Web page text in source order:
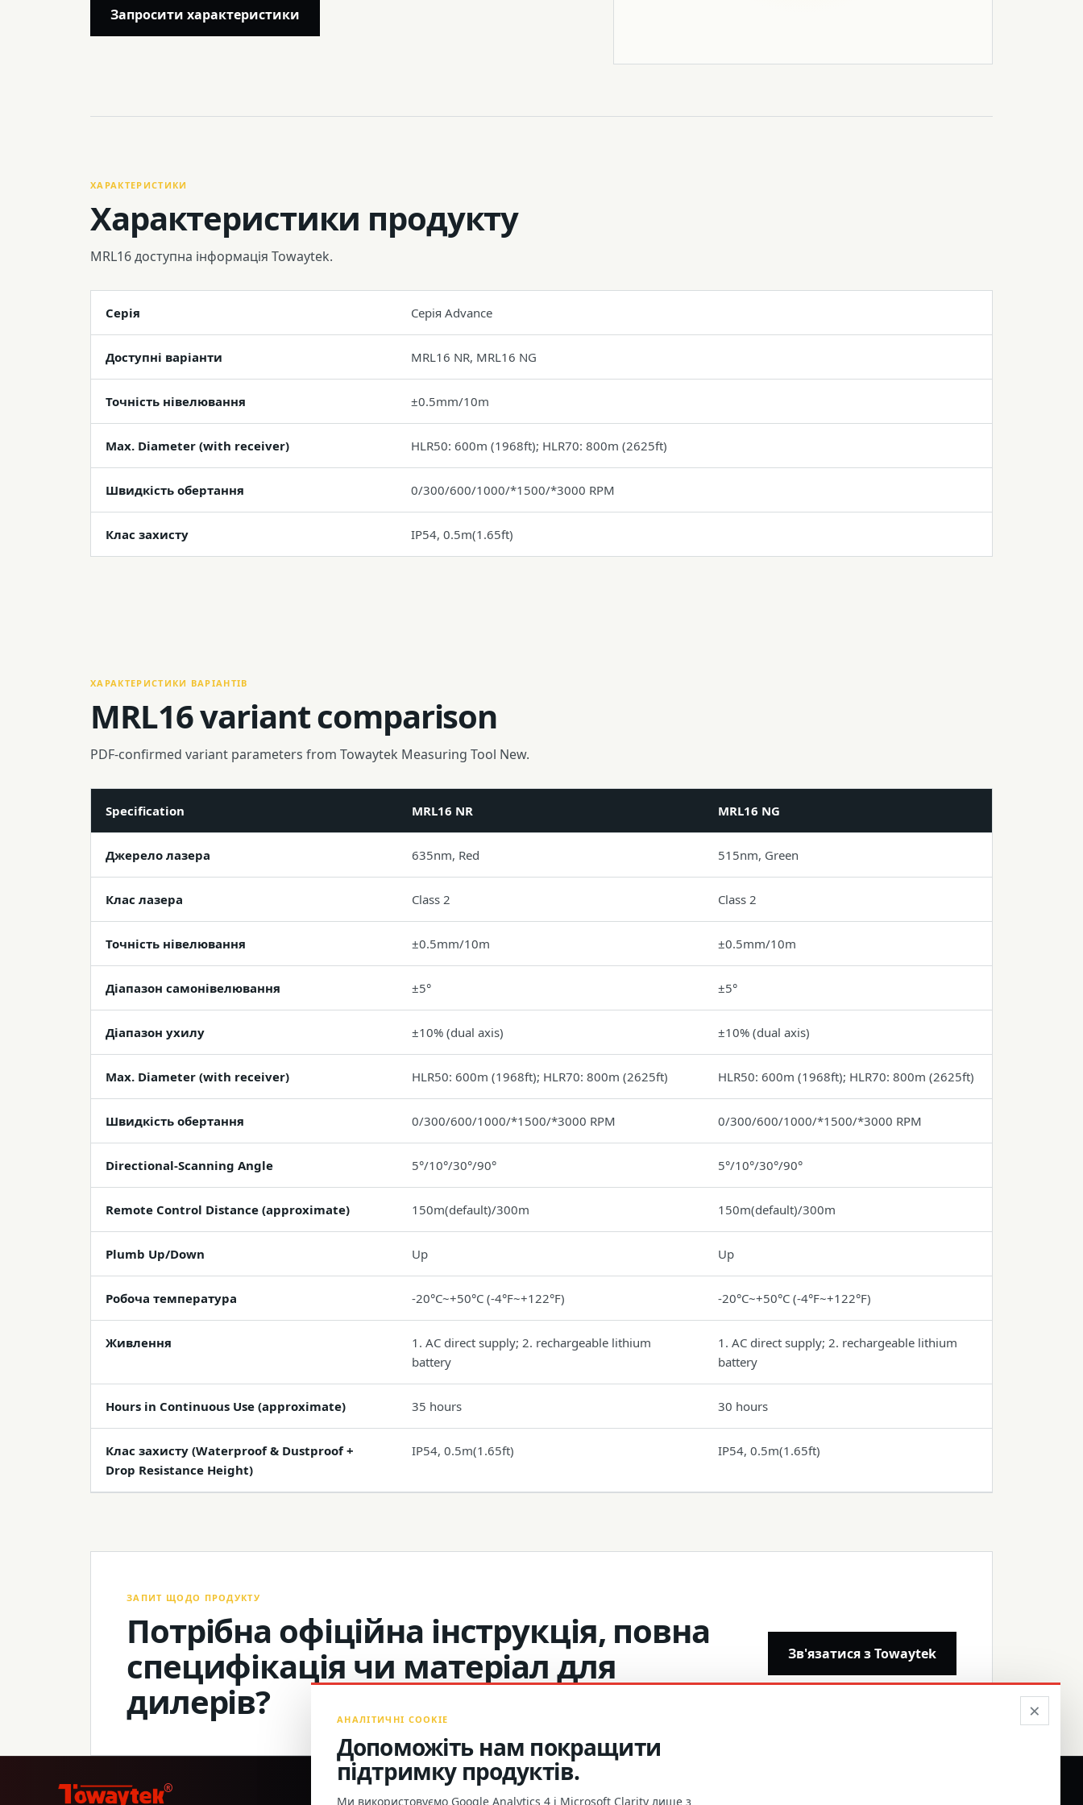
Запросити характеристики
ХАРАКТЕРИСТИКИ
Характеристики продукту
MRL16 доступна інформація Towaytek.
Серія Серія Advance
Доступні варіанти MRL16 NR, MRL16 NG
Точність нівелювання ±0.5mm/10m
Max. Diameter (with receiver) HLR50: 600m (1968ft); HLR70: 800m (2625ft)
Швидкість обертання 0/300/600/1000/*1500/*3000 RPM
Клас захисту IP54, 0.5m(1.65ft)
ХАРАКТЕРИСТИКИ ВАРІАНТІВ
MRL16 variant comparison
PDF-confirmed variant parameters from Towaytek Measuring Tool New.
Specification MRL16 NR MRL16 NG
Джерело лазера 635nm, Red 515nm, Green
Клас лазера Class 2 Class 2
Точність нівелювання ±0.5mm/10m ±0.5mm/10m
Діапазон самонівелювання ±5° ±5°
Діапазон ухилу ±10% (dual axis) ±10% (dual axis)
Max. Diameter (with receiver) HLR50: 600m (1968ft); HLR70: 800m (2625ft) HLR50: 600m (1968ft); HLR70: 800m (2625ft)
Швидкість обертання 0/300/600/1000/*1500/*3000 RPM 0/300/600/1000/*1500/*3000 RPM
Directional-Scanning Angle 5°/10°/30°/90° 5°/10°/30°/90°
Remote Control Distance (approximate) 150m(default)/300m 150m(default)/300m
Plumb Up/Down Up Up
Робоча температура -20°C~+50°C (-4°F~+122°F) -20°C~+50°C (-4°F~+122°F)
Живлення
1. AC direct supply; 2. rechargeable lithium
battery
1. AC direct supply; 2. rechargeable lithium
battery
Hours in Continuous Use (approximate) 35 hours 30 hours
Клас захисту (Waterproof & Dustproof +
Drop Resistance Height)
IP54, 0.5m(1.65ft) IP54, 0.5m(1.65ft)
ЗАПИТ ЩОДО ПРОДУКТУ
Потрібна офіційна інструкція, повна
специфікація чи матеріал для
дилерів?
Зв'язатися з Towaytek
®
×
АНАЛІТИЧНІ COOKIE
Допоможіть нам покращити
підтримку продуктів.
Ми використовуємо Google Analytics 4 і Microsoft Clarity лише з